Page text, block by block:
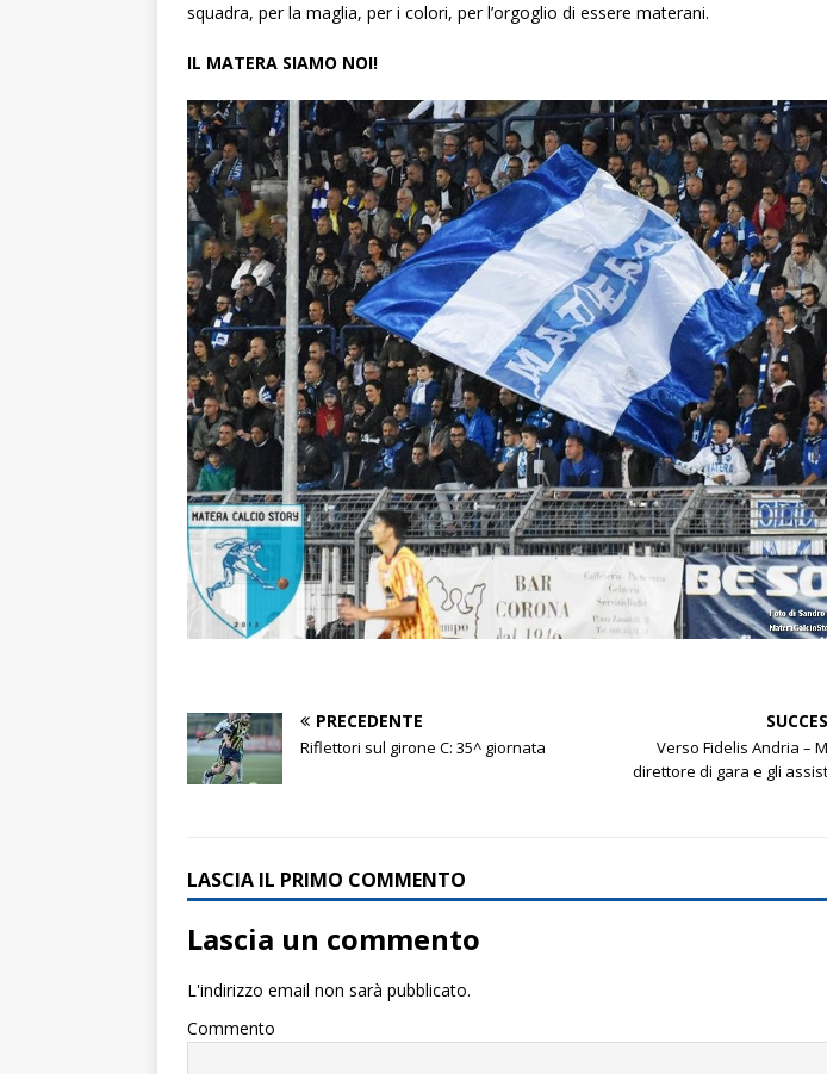
squadra, per la maglia, per i colori, per l’orgoglio di essere materani.
IL MATERA SIAMO NOI!
PRECEDENTE
Riflettori sul girone C: 35^ giornata
Verso Fidelis Andria –
direttore di gara e gli
LASCIA IL PRIMO COMMENTO
Lascia un commento
L'indirizzo email non sarà pubblicato.
Commento